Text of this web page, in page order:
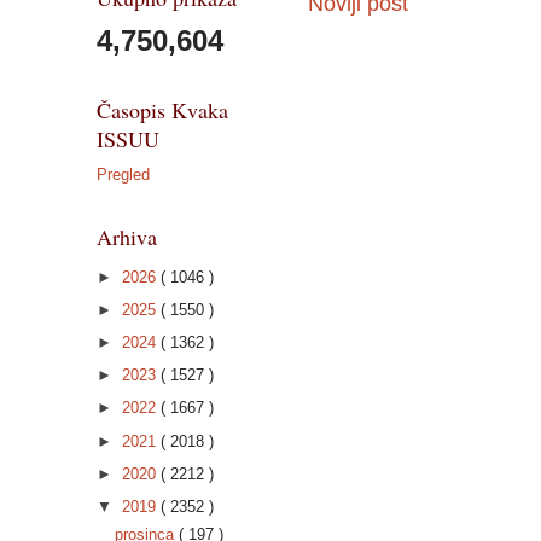
4,750,604
Časopis Kvaka
ISSUU
Pregled
Arhiva
► 2026 ( 1046 )
► 2025 ( 1550 )
► 2024 ( 1362 )
► 2023 ( 1527 )
► 2022 ( 1667 )
► 2021 ( 2018 )
► 2020 ( 2212 )
▼ 2019 ( 2352 )
prosinca ( 197 )